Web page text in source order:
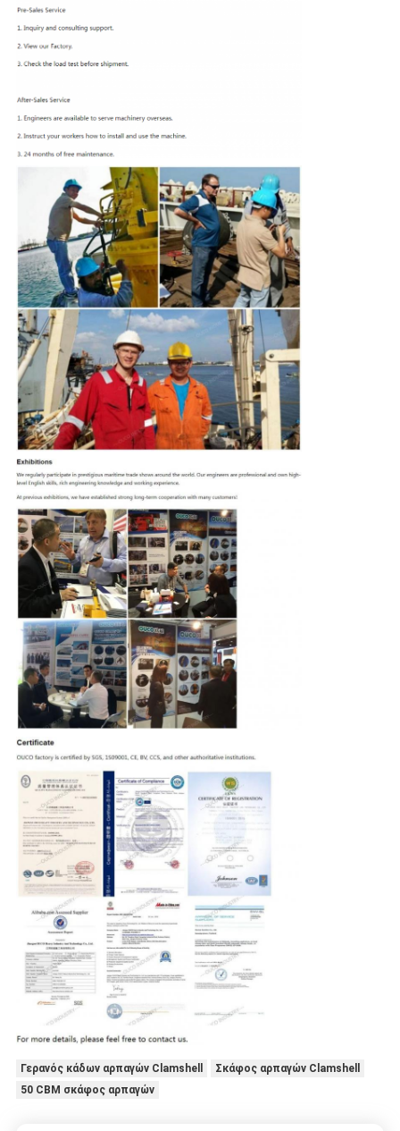
Γερανός κάδων αρπαγών Clamshell
Σκάφος αρπαγών Clamshell
50 CBM σκάφος αρπαγών